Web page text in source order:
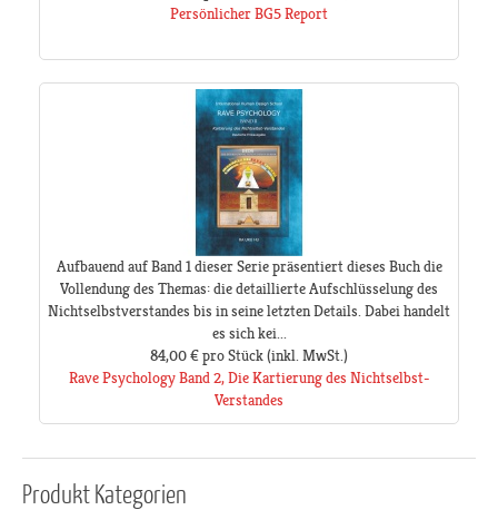
Persönlicher BG5 Report
Aufbauend auf Band 1 dieser Serie präsentiert dieses Buch die
Vollendung des Themas: die detaillierte Aufschlüsselung des
Nichtselbstverstandes bis in seine letzten Details. Dabei handelt
es sich kei...
84,00 €pro Stück(inkl. MwSt.)
Rave Psychology Band 2, Die Kartierung des Nichtselbst-
Verstandes
ProduktKategorien